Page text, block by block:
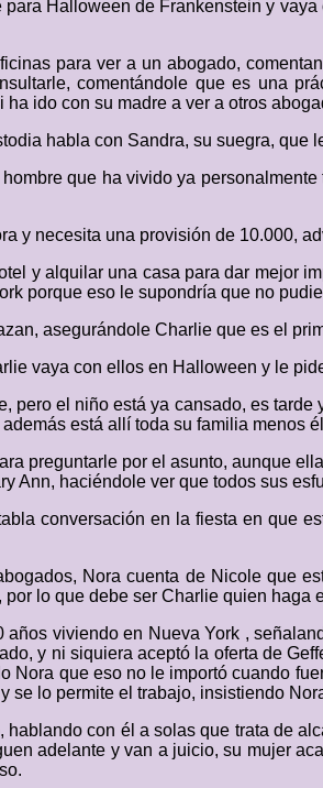
Halloween de Frankenstein y
para ver a un abogado,
comentándole que es una
ido con su madre a ver a otros
habla con Sandra, su suegra,
que ha vivido ya
y necesita una provisión de 10.000,
y alquilar una casa para dar mejor
porque eso le supondría que no
asegurándole Charlie que es el
vaya con ellos en Halloween y le
pero el niño está ya cansado, es
está allí toda su familia menos
preguntarle por el asunto, aunque
Ann, haciéndole ver que todos sus
conversación en la fiesta en que
Nora cuenta de Nicole que
lo que debe ser Charlie quien haga
años viviendo en Nueva York ,
y ni siquiera aceptó la oferta de
Nora que eso no le importó cuando
se lo permite el trabajo, insistiendo
hablando con él a solas que trata de
adelante y van a juicio, su mujer